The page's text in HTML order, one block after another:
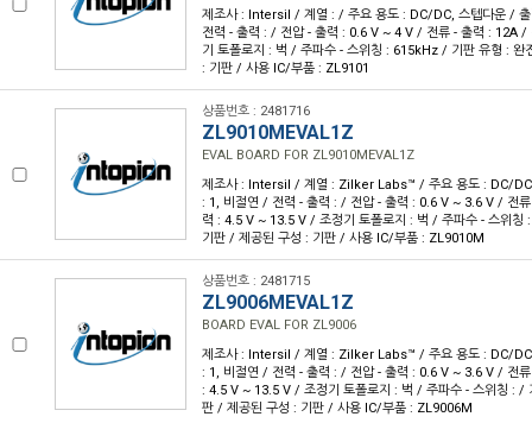
제조사 : Intersil / 계열 : / 주요 용도 : DC/DC, 스텝다운 /
전력 - 출력 : / 전압 - 출력 : 0.6 V ~ 4 V / 전류 - 출력 : 12A /
기 토폴로지 : 벅 / 주파수 - 스위칭 : 615kHz / 기판 유형 : 완
: 기판 / 사용 IC/부품 : ZL9101
상품번호 : 2481716
ZL9010MEVAL1Z
EVAL BOARD FOR ZL9010MEVAL1Z
제조사 : Intersil / 계열 : Zilker Labs™ / 주요 용도 : DC/
: 1, 비절연 / 전력 - 출력 : / 전압 - 출력 : 0.6 V ~ 3.6 V / 전
력 : 4.5 V ~ 13.5 V / 조정기 토폴로지 : 벅 / 주파수 - 스위칭
기판 / 제공된 구성 : 기판 / 사용 IC/부품 : ZL9010M
상품번호 : 2481715
ZL9006MEVAL1Z
BOARD EVAL FOR ZL9006
제조사 : Intersil / 계열 : Zilker Labs™ / 주요 용도 : DC/
: 1, 비절연 / 전력 - 출력 : / 전압 - 출력 : 0.6 V ~ 3.6 V / 전
: 4.5 V ~ 13.5 V / 조정기 토폴로지 : 벅 / 주파수 - 스위칭 : /
판 / 제공된 구성 : 기판 / 사용 IC/부품 : ZL9006M